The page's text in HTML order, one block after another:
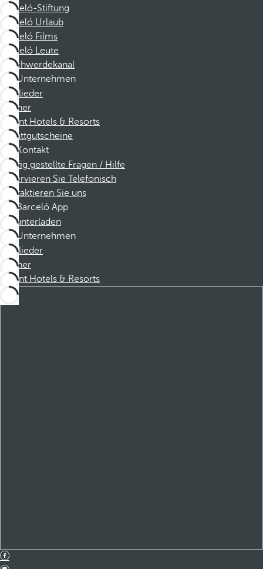
Barceló-Stiftung
Barceló Urlaub
Barceló Films
Barceló Leute
Beschwerdekanal
Unternehmen
Mitglieder
Partner
Dorint Hotels & Resorts
Rabattgutscheine
Kontakt
Häufig gestellte Fragen / Hilfe
Reservieren Sie Telefonisch
Kontaktieren Sie uns
Barceló App
Herunterladen
Unternehmen
Mitglieder
Partner
Dorint Hotels & Resorts